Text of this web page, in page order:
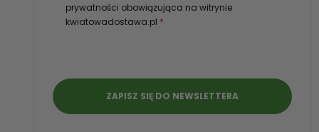
prywatności obowiązująca na witrynie
kwiatowadostawa.pl *